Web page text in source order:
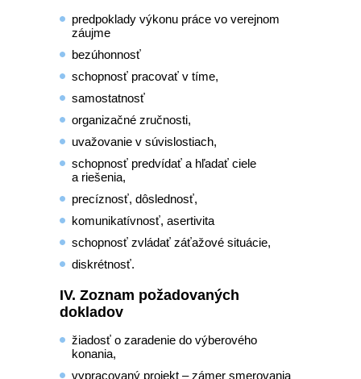
predpoklady výkonu práce vo verejnom
záujme
bezúhonnosť
schopnosť pracovať v tíme,
samostatnosť
organizačné zručnosti,
uvažovanie v súvislostiach,
schopnosť predvídať a hľadať ciele
a riešenia,
precíznosť, dôslednosť,
komunikatívnosť, asertivita
schopnosť zvládať záťažové situácie,
diskrétnosť.
IV. Zoznam požadovaných
dokladov
žiadosť o zaradenie do výberového
konania,
vypracovaný projekt – zámer smerovania